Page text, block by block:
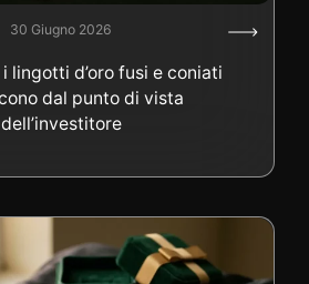
30 Giugno 2026
lingotti d’oro fusi e coniati
dal punto di vista
dell’investitore